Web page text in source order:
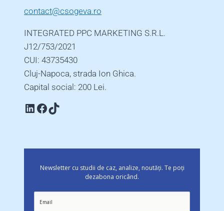
contact@csogeva.ro
INTEGRATED PPC MARKETING S.R.L.
J12/753/2021
CUI: 43735430
Cluj-Napoca, strada Ion Ghica.
Capital social: 200 Lei.
Linkedin
Facebook
TikTok
Newsletter cu studii de caz, analize, noutăți. Te poți
dezabona oricând.